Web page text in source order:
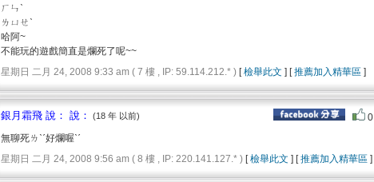
ㄏㄣˋ
ㄌㄩㄝˋ
哈阿~
不能玩的遊戲簡直是爛死了呢~~
星期日 二月 24, 2008 9:33 am ( 7 樓 , IP: 59.114.212.* ) [檢舉此文 ] [推薦加入精華區 ]
銀月霜飛 說： 說： (18 年 以前) 0
無聊死ㄌˋˊ好爛喔ˋˊ
星期日 二月 24, 2008 9:56 am ( 8 樓 , IP: 220.141.127.* ) [檢舉此文 ] [推薦加入精華區 ]